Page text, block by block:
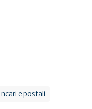
e postali